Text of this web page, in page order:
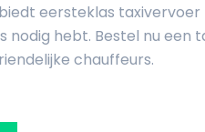
eersteklas taxivervoer
hebt. Bestel nu een
chauffeurs.